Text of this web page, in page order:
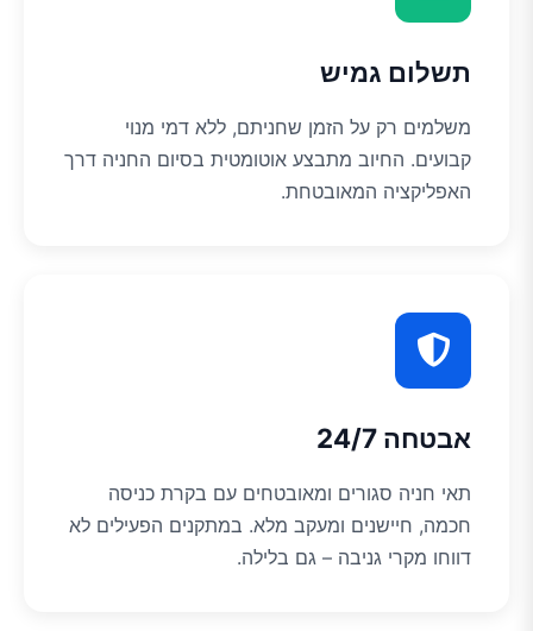
תשלום גמיש
משלמים רק על הזמן שחניתם, ללא דמי מנוי
קבועים. החיוב מתבצע אוטומטית בסיום החניה דרך
האפליקציה המאובטחת.
אבטחה 24/7
תאי חניה סגורים ומאובטחים עם בקרת כניסה
חכמה, חיישנים ומעקב מלא. במתקנים הפעילים לא
דווחו מקרי גניבה – גם בלילה.